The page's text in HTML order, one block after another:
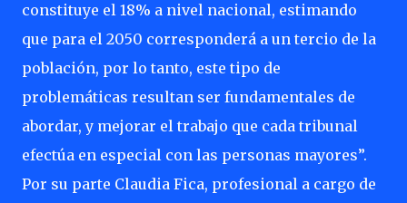
constituye el 18% a nivel nacional, estimando
que para el 2050 corresponderá a un tercio de la
población, por lo tanto, este tipo de
problemáticas resultan ser fundamentales de
abordar, y mejorar el trabajo que cada tribunal
efectúa en especial con las personas mayores”.
Por su parte Claudia Fica, profesional a cargo de